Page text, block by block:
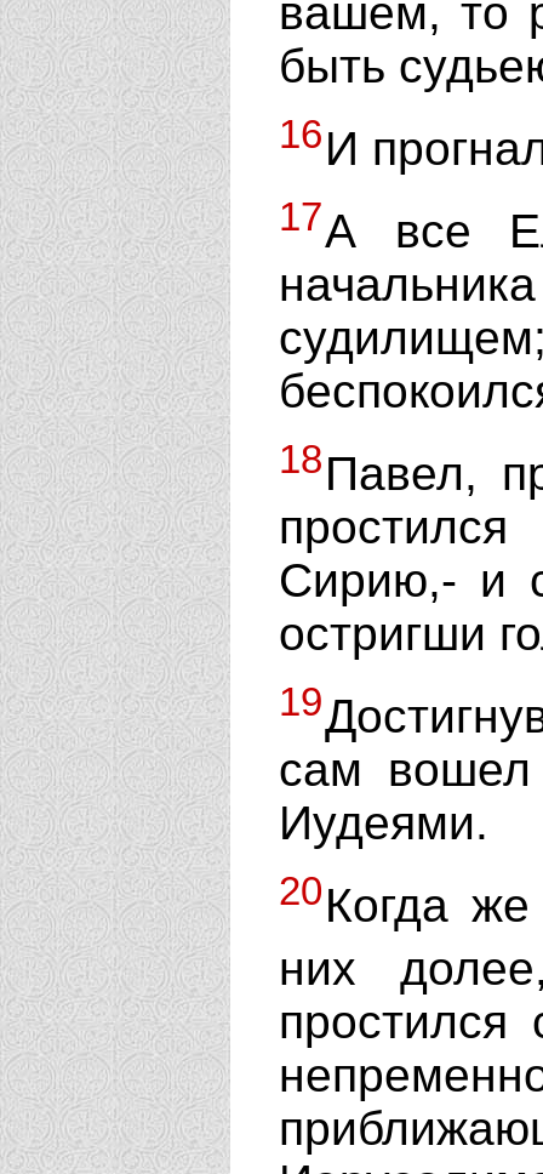
вашем, то
быть
16И
17А все
18Павел,
Сирию,- и
остригши
19
сам вошел
Иудеями.
20Когда
них